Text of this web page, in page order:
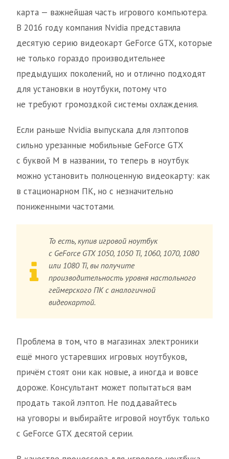
карта — важнейшая часть игрового компьютера.
В 2016 году компания Nvidia представила
десятую серию видеокарт GeForce GTX, которые
не только гораздо производительнее
предыдущих поколений, но и отлично подходят
для установки в ноутбуки, потому что
не требуют громоздкой системы охлаждения.
Если раньше Nvidia выпускала для лэптопов
сильно урезанные мобильные GeForce GTX
с буквой M в названии, то теперь в ноутбук
можно установить полноценную видеокарту: как
в стационарном ПК, но с незначительно
пониженными частотами.
То есть, купив игровой ноутбук
с GeForce GTX 1050, 1050 Ti, 1060, 1070, 1080
или 1080 Ti, вы получите
производительность уровня настольного
геймерского ПК с аналогичной
видеокартой.
Проблема в том, что в магазинах электроники
ещё много устаревших игровых ноутбуков,
причём стоят они как новые, а иногда и вовсе
дороже. Консультант может попытаться вам
продать такой лэптоп. Не поддавайтесь
на уговоры и выбирайте игровой ноутбук только
с GeForce GTX десятой серии.